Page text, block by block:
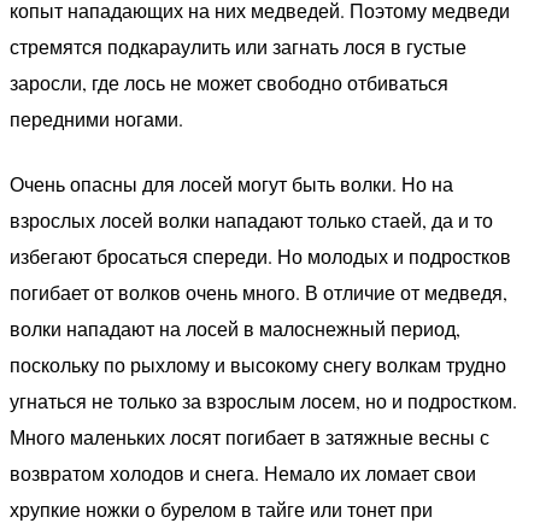
копыт нападающих на них медведей. Поэтому медведи
стремятся подкараулить или загнать лося в густые
заросли, где лось не может свободно отбиваться
передними ногами.
Очень опасны для лосей могут быть волки. Но на
взрослых лосей волки нападают только стаей, да и то
избегают бросаться спереди. Но молодых и подростков
погибает от волков очень много. В отличие от медведя,
волки нападают на лосей в малоснежный период,
поскольку по рыхлому и высокому снегу волкам трудно
угнаться не только за взрослым лосем, но и подростком.
Много маленьких лосят погибает в затяжные весны с
возвратом холодов и снега. Немало их ломает свои
хрупкие ножки о бурелом в тайге или тонет при